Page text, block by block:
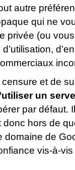
autre
qui ne
privée (ou
et de
un
par défaut.
hors de
domaine de
vis-à-